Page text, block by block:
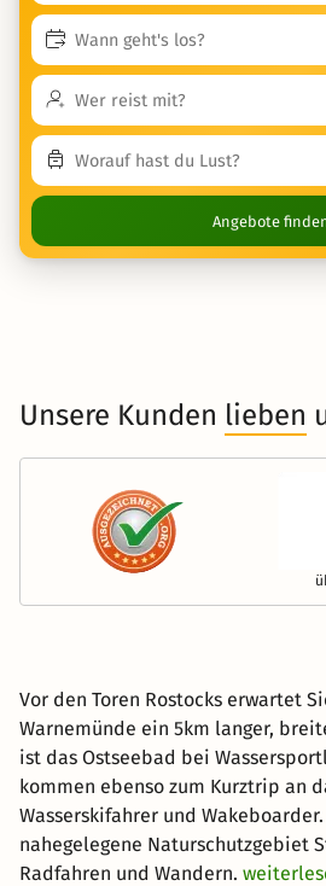
Angebote
Unsere Kunden lieben
Vor den Toren Rostocks erwartet
Warnemünde ein 5km langer,
ist das Ostseebad bei
kommen ebenso zum Kurztrip an
Wasserskifahrer und
nahegelegene Naturschutzgebiet
Radfahren und Wandern.